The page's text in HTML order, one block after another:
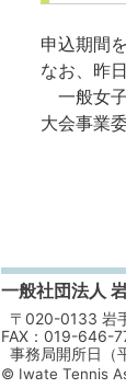
申込期間
なお、昨
一般女
大会事業
一般社団法人
〒020-0133 岩
FAX：019-646-
事務局開所日（
© Iwate Tennis